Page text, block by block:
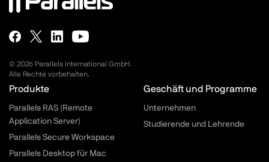
© 2026 Parallels International GmbH.
Alle Rechte vorbehalten.
Parallels.com - Footer menu
Produkte
Parallels RAS (Remote
Application Server)
Parallels Secure Workspace
Parallels Desktop für Mac
Geschäft und Programme
Unternehmen
Studierende und Lehrende